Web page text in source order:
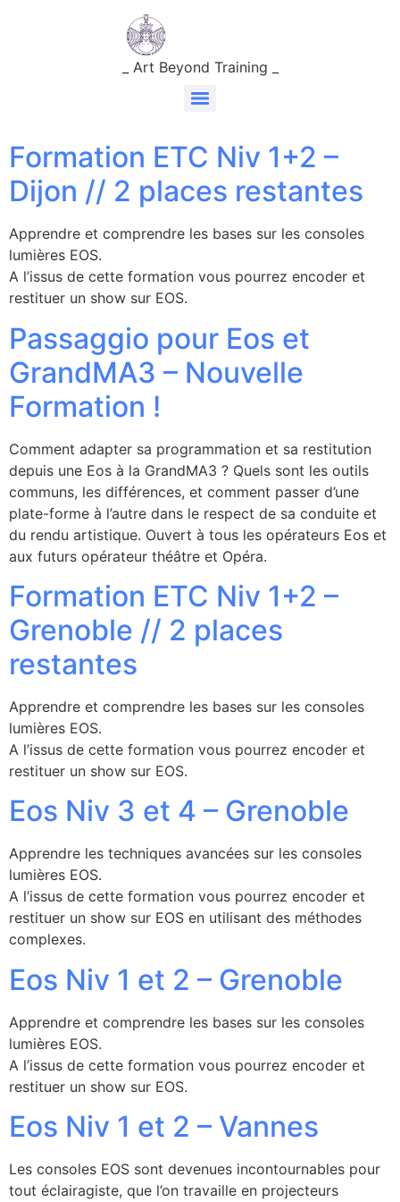
_ Art Beyond Training _
Formation ETC Niv 1+2 –
Dijon // 2 places restantes
Apprendre et comprendre les bases sur les consoles
lumières EOS.
A l’issus de cette formation vous pourrez encoder et
restituer un show sur EOS.
Passaggio pour Eos et
GrandMA3 – Nouvelle
Formation !
Comment adapter sa programmation et sa restitution
depuis une Eos à la GrandMA3 ? Quels sont les outils
communs, les différences, et comment passer d’une
plate-forme à l’autre dans le respect de sa conduite et
du rendu artistique. Ouvert à tous les opérateurs Eos et
aux futurs opérateur théâtre et Opéra.
Formation ETC Niv 1+2 –
Grenoble // 2 places
restantes
Apprendre et comprendre les bases sur les consoles
lumières EOS.
A l’issus de cette formation vous pourrez encoder et
restituer un show sur EOS.
Eos Niv 3 et 4 – Grenoble
Apprendre les techniques avancées sur les consoles
lumières EOS.
A l’issus de cette formation vous pourrez encoder et
restituer un show sur EOS en utilisant des méthodes
complexes.
Eos Niv 1 et 2 – Grenoble
Apprendre et comprendre les bases sur les consoles
lumières EOS.
A l’issus de cette formation vous pourrez encoder et
restituer un show sur EOS.
Eos Niv 1 et 2 – Vannes
Les consoles EOS sont devenues incontournables pour
tout éclairagiste, que l’on travaille en projecteurs